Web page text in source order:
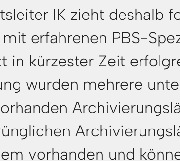
IK zieht deshalb
erfahrenen PBS-
in kürzester Zeit
wurden mehrere
vorhanden und